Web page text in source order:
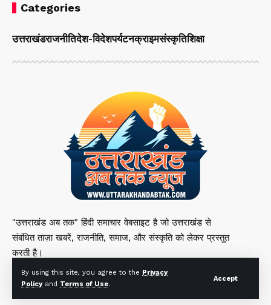
By using this site, you agree to the Privacy
Policyand Terms of Use.
Accept
Categories
उत्तराखंडराजनीतिदेश-विदेशपर्यटनक्राइमसंस्कृतिशिक्षा
"उत्तराखंड अब तक" हिंदी समाचार वेबसाइट है जो उत्तराखंड से
संबंधित ताज़ा खबरें, राजनीति, समाज, और संस्कृति को लेकर प्रस्तुत
करती है।